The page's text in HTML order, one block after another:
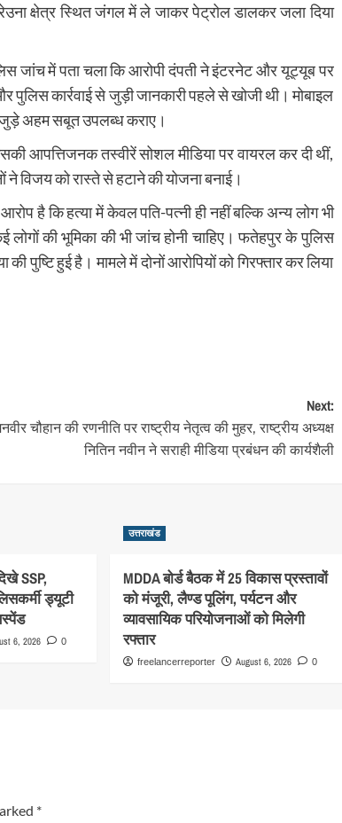
क्षेत्र स्थित जंगल में ले जाकर पेट्रोल डालकर जला दिया
जांच में पता चला कि आरोपी दंपती ने इंटरनेट और यूट्यूब पर
पुलिस कार्रवाई से जुड़ी जानकारी पहले से खोजी थी। मोबाइल
जुड़े अहम सबूत उपलब्ध कराए।
आपत्तिजनक तस्वीरें सोशल मीडिया पर वायरल कर दी थीं,
विजय को रास्ते से हटाने की योजना बनाई।
है कि हत्या में केवल पति-पत्नी ही नहीं बल्कि अन्य लोग भी
की भूमिका की भी जांच होनी चाहिए। फतेहपुर के पुलिस
पुष्टि हुई है। मामले में दोनों आरोपियों को गिरफ्तार कर लिया
Next:
चौहान की रणनीति पर राष्ट्रीय नेतृत्व की मुहर, राष्ट्रीय अध्यक्ष
नितिन नवीन ने सराही मीडिया प्रबंधन की कार्यशैली
SSP,
ड्यूटी
6, 2026 0
उत्तराखंड
MDDA बोर्ड बैठक में 25 विकास प्रस्तावों
को मंजूरी, लैण्ड पूलिंग, पर्यटन और
व्यावसायिक परियोजनाओं को मिलेगी
रफ्तार
freelancerreporter August 6, 2026 0
*